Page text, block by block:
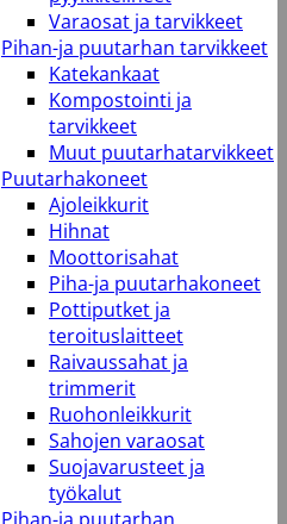
Varaosat ja tarvikkeet
Pihan-ja puutarhan tarvikkeet
Katekankaat
Kompostointi ja
tarvikkeet
Muut puutarhatarvikkeet
Puutarhakoneet
Ajoleikkurit
Hihnat
Moottorisahat
Piha-ja puutarhakoneet
Pottiputket ja
teroituslaitteet
Raivaussahat ja
trimmerit
Ruohonleikkurit
Sahojen varaosat
Suojavarusteet ja
työkalut